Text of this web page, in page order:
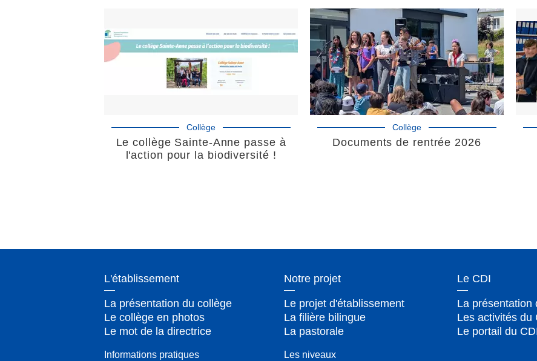
Collège
Le collège Sainte-Anne passe à
l'action pour la biodiversité !
Collège
Documents de rentrée 2026
L'établissement
La présentation du collège
Le collège en photos
Le mot de la directrice
Informations pratiques
Notre projet
Le projet d'établissement
La filière bilingue
La pastorale
Les niveaux
Le CDI
La présentation
Les activités du
Le portail du